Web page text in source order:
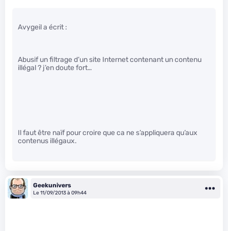
Avygeil a écrit :
Abusif un filtrage d’un site Internet contenant un contenu
illégal ? j’en doute fort…
Il faut être naïf pour croire que ca ne s’appliquera qu’aux
contenus illégaux.
Geekunivers
Le 11/09/2013 à 09h44